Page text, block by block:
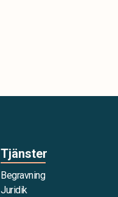
Tjänster
Begravning
Juridik